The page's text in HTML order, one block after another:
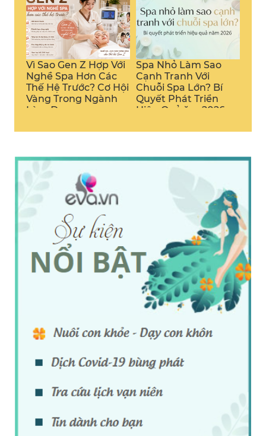
Vì Sao Gen Z Hợp Với
Nghề Spa Hơn Các
Thế Hệ Trước? Cơ Hội
Vàng Trong Ngành
Làm Đẹp
Spa Nhỏ Làm Sao
Cạnh Tranh Với
Chuỗi Spa Lớn? Bí
Quyết Phát Triển
Hiệu Quả ăm 2026
Spa Có Cần Chạy
Quảng Cáo Không
Hay Chỉ Cần Tay
Nghề? Giải Đáp Chi
Tiết
Chiến Lược Giữ Chân
Khách Hàng Spa
Spa – Bài Toán Đau
Đầu Và Giải Pháp Tối
Thuê Hay Mở Spa? Lộ
Trình Đúng Giúp Bạn
Hơn